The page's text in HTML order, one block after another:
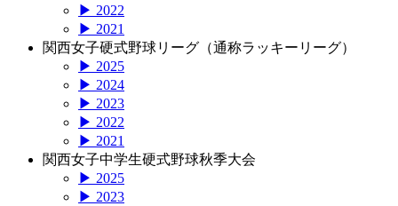
▶ 2022
▶ 2021
関西女子硬式野球リーグ（通称ラッキーリーグ）
▶ 2025
▶ 2024
▶ 2023
▶ 2022
▶ 2021
関西女子中学生硬式野球秋季大会
▶ 2025
▶ 2023